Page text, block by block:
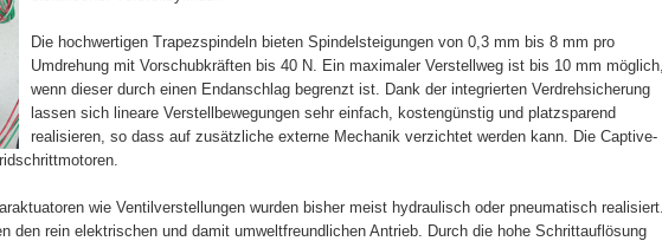
Die hochwertigen Trapezspindeln bieten Spindelsteigungen von 0,3 mm bis 8 mm pro
Umdrehung mit Vorschubkräften bis 40 N. Ein maximaler Verstellweg ist bis 10 mm möglich,
wenn dieser durch einen Endanschlag begrenzt ist. Dank der integrierten Verdrehsicherung
lassen sich lineare Verstellbewegungen sehr einfach, kostengünstig und platzsparend
realisieren, so dass auf zusätzliche externe Mechanik verzichtet werden kann. Die Captive-
wie Ventilverstellungen wurden bisher meist hydraulisch oder pneumatisch realisiert.
den rein elektrischen und damit umweltfreundlichen Antrieb. Durch die hohe Schrittauflösung